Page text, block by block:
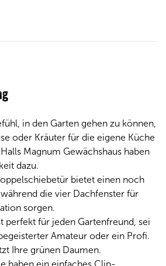
in den Garten gehen zu können,
oder Kräuter für die eigene Küche
Magnum Gewächshaus haben
dazu.
bietet einen noch
die vier Dachfenster für
sorgen.
perfekt für jeden Gartenfreund, sei
Amateur oder ein Profi.
Ihre grünen Daumen.